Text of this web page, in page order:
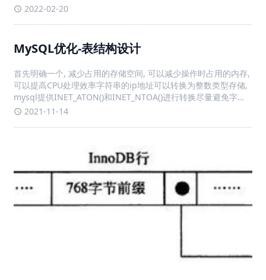
优化作用特别对于UNION ALL比较有用. 因为UNION ALL的每个
2022-02-20
MySQL优化-表结构设计
首先明确一个, 减少占用的存储空间, 可以减少操作时占用的内存,
可以提高CPU处理效率字符串的ip地址可以转换为整数类型存储,
mysql提供INET_ATON()和INET_NTOA()进行转换尽量避免字段
允许为NULL, 字段为NULL会占用额外空间整数类型可以选择置为
2021-11-14